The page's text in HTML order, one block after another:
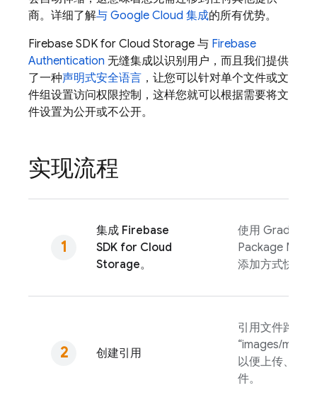
商。详细了解与 Google Cloud 集成的所有优势。
Firebase SDK for Cloud Storage 与 Firebase
Authentication 无缝集成以识别用户，而且我们提供
了一种声明式安全语言 ，让您可以针对单个文件或文
件组设置访问权限控制，这样您就可以根据需要将文
件设置为公开或不公开。
实现流程
集成 Firebase
SDK for Cloud
Storage。
使用 Gradle、
Package
添加方式快速
创建引用
引用文件路径
“images/
以便上传、下
件。